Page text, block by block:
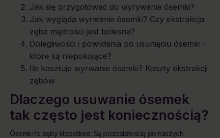
Jak się przygotować do wyrywania ósemki?
Jak wygląda wyrwanie ósemki? Czy ekstrakcja
zęba mądrości jest bolesna?
Dolegliwości i powikłania po usunięciu ósemki –
które są niepokojące?
Ile kosztuje wyrwanie ósemki? Koszty ekstrakcji
zębów
Dlaczego usuwanie ósemek
tak często jest koniecznością?
Ósemki to zęby kłopotliwe. Są pozostałością po naszych